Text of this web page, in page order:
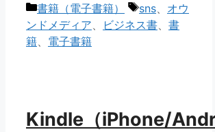
カ
テ
ゴ
書籍（電子書籍）
タ
グ
sns、 オウ
ンドメディア、 ビジネス書、 書
籍、 電子書籍
Kindle（iPhone/